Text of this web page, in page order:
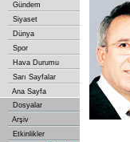
Gündem
Siyaset
Dünya
Spor
Hava Durumu
Sarı Sayfalar
Ana Sayfa
Dosyalar
Arşiv
Etkinlikler